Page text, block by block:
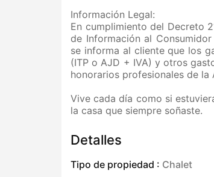
Información Legal:
En cumplimiento del Decreto
de Información al
se informa al cliente que los
(ITP o AJD + IVA) y otros
honorarios profesionales de la
Vive cada día como si
la casa que siempre soñaste.
Detalles
Tipo de propiedad : Chalet